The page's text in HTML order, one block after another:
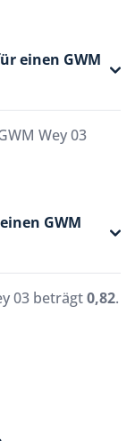
einen GWM
Wey 03
GWM
03 beträgt0,82.